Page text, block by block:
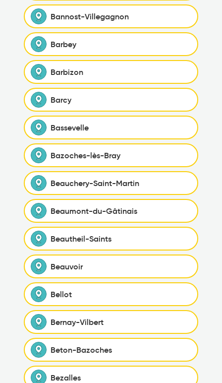
Bannost-Villegagnon
Barbey
Barbizon
Barcy
Bassevelle
Bazoches-lès-Bray
Beauchery-Saint-Martin
Beaumont-du-Gâtinais
Beautheil-Saints
Beauvoir
Bellot
Bernay-Vilbert
Beton-Bazoches
Bezalles